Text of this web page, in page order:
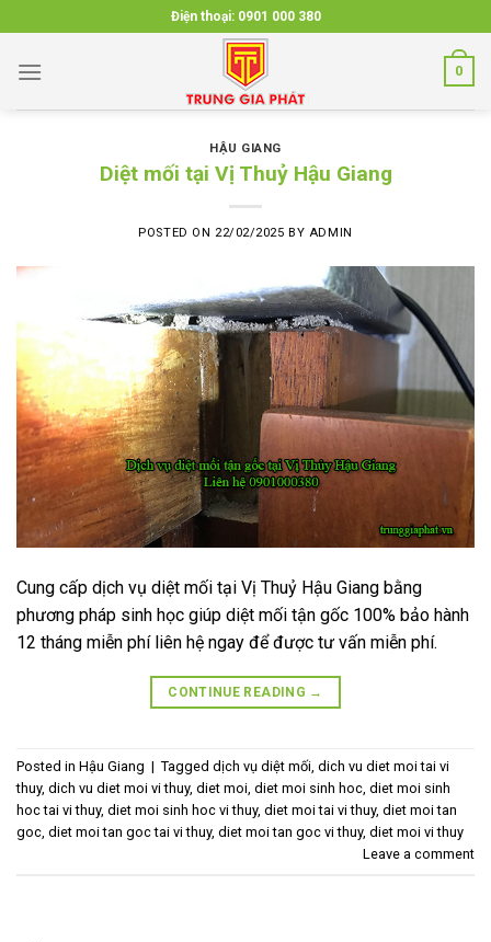
to
content
Điện thoại: 0901 000 380
0
HẬU GIANG
Diệt mối tại Vị Thuỷ Hậu Giang
POSTED ON 22/02/2025 BY ADMIN
Cung cấp dịch vụ diệt mối tại Vị Thuỷ Hậu Giang bằng
phương pháp sinh học giúp diệt mối tận gốc 100% bảo hành
12 tháng miễn phí liên hệ ngay để được tư vấn miễn phí.
CONTINUE READING →
Posted in Hậu Giang | Tagged dịch vụ diệt mối, dich vu diet moi tai vi
thuy, dich vu diet moi vi thuy, diet moi, diet moi sinh hoc, diet moi sinh
hoc tai vi thuy, diet moi sinh hoc vi thuy, diet moi tai vi thuy, diet moi tan
goc, diet moi tan goc tai vi thuy, diet moi tan goc vi thuy, diet moi vi thuy
Leave a comment